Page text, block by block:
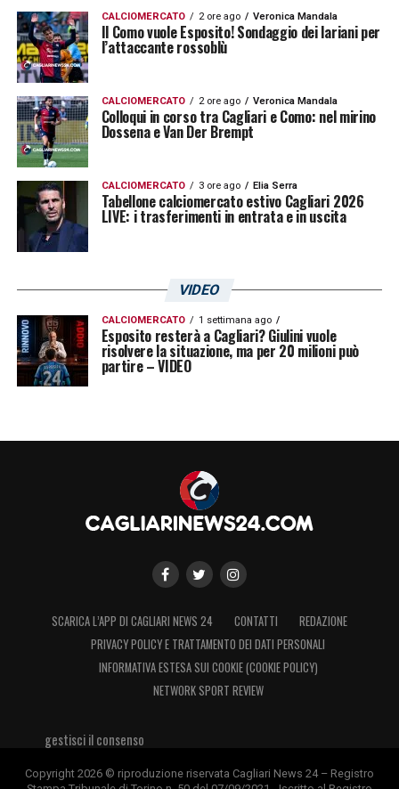
LA PLAYLIST DELLE NOSTRE TOP NEWS
CALCIOMERCATO 2 ore ago Veronica Mandala
Il Como vuole Esposito! Sondaggio dei lariani per
l’attaccante rossoblù
CALCIOMERCATO 2 ore ago Veronica Mandala
Colloqui in corso tra Cagliari e Como: nel mirino
Dossena e Van Der Brempt
CALCIOMERCATO 3 ore ago Elia Serra
Tabellone calciomercato estivo Cagliari 2026
LIVE: i trasferimenti in entrata e in uscita
VIDEO
CALCIOMERCATO 1 settimana ago
Esposito resterà a Cagliari? Giulini vuole
risolvere la situazione, ma per 20 milioni può
partire – VIDEO
SCARICA L’APP DI CAGLIARI NEWS 24 CONTATTI
REDAZIONE
PRIVACY POLICY E TRATTAMENTO DEI DATI PERSONALI
INFORMATIVA ESTESA SUI COOKIE (COOKIE POLICY)
NETWORK SPORT REVIEW
gestisci il consenso
Copyright 2026 © riproduzione riservata Cagliari News 24 – Registro